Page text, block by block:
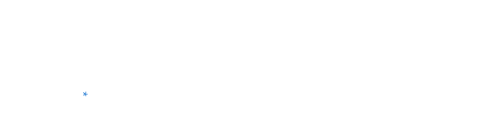
*